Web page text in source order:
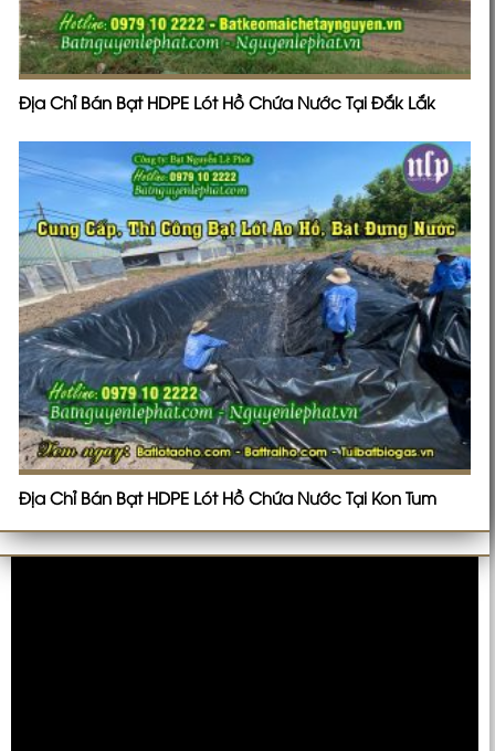
Địa Chỉ Bán Bạt HDPE Lót Hồ Chứa Nước Tại Đắk Lắk
Địa Chỉ Bán Bạt HDPE Lót Hồ Chứa Nước Tại Kon Tum